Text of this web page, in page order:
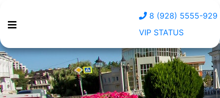
8 (928) 5555-929
VIP STATUS